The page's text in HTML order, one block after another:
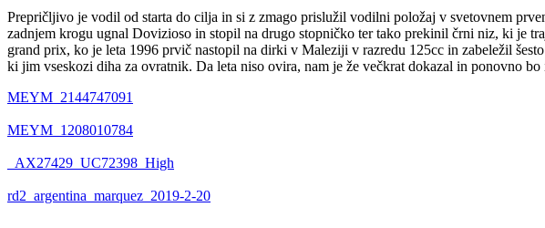
Prepričljivo je vodil od starta do cilja in si z zmago prislužil vodilni položaj v svetovnem
zadnjem krogu ugnal Dovizioso in stopil na drugo stopničko ter tako prekinil črni niz, ki je
grand prix, ko je leta 1996 prvič nastopil na dirki v Maleziji v razredu 125cc in zabeležil
ki jim vseskozi diha za ovratnik. Da leta niso ovira, nam je že večkrat dokazal in ponovno
MEYM_2144747091
MEYM_1208010784
_AX27429_UC72398_High
rd2_argentina_marquez_2019-2-20